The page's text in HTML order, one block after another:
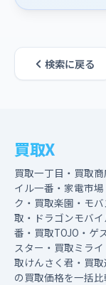
検索に戻る
買取X
買取一丁目・買取
イル一番・家電市
ク・買取楽園・モ
取・ドラゴンモバ
番・買取TOJO・ゲ
スター・買取ミラ
取けんさく君・買
の買取価格を一括